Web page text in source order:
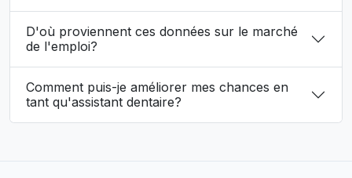
D'où proviennent ces données sur le marché
de l'emploi?
Comment puis-je améliorer mes chances en
tant qu'assistant dentaire?